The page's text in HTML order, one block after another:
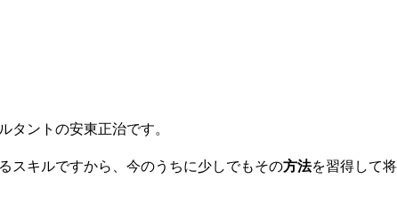
ントの安東正治です。
スキルですから、今のうちに少しでもその方法を習得して将